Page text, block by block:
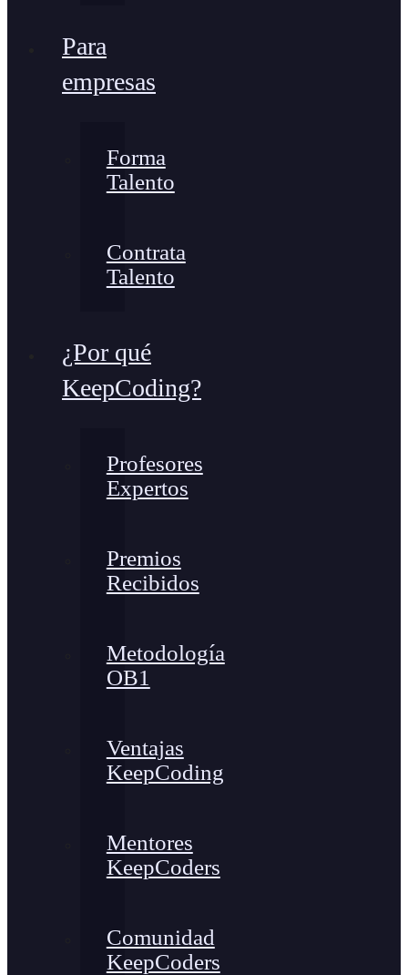
Para
empresas
Forma
Talento
Contrata
Talento
¿Por qué
KeepCoding?
Profesores
Expertos
Premios
Recibidos
Metodología
OB1
Ventajas
KeepCoding
Mentores
KeepCoders
Comunidad
KeepCoders